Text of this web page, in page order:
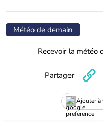
Météo de demain
Recevoir la météo
Ajouter à
Partager